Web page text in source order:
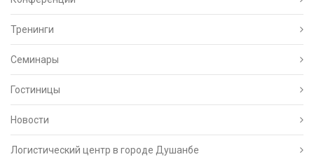
Тренинги
Семинары
Гостиницы
Новости
Логистический центр в городе Душанбе